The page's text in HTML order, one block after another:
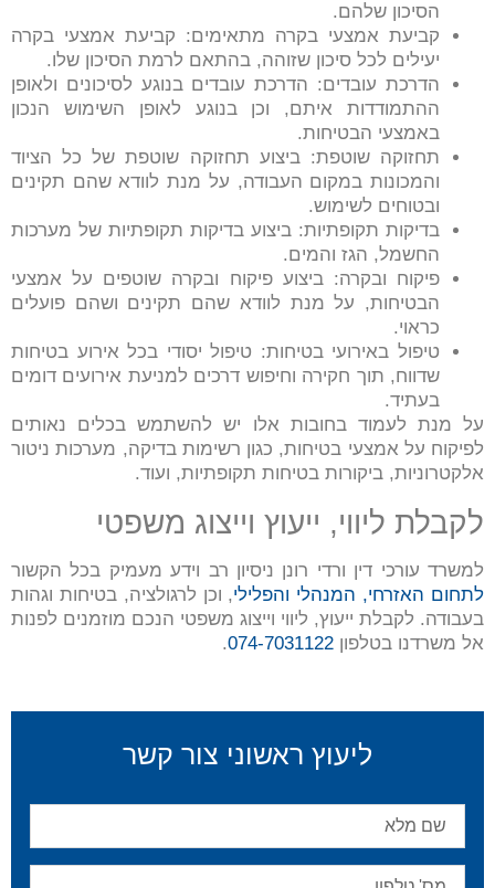
הסיכון שלהם.
קביעת אמצעי בקרה מתאימים: קביעת אמצעי בקרה
יעילים לכל סיכון שזוהה, בהתאם לרמת הסיכון שלו.
הדרכת עובדים: הדרכת עובדים בנוגע לסיכונים ולאופן
ההתמודדות איתם, וכן בנוגע לאופן השימוש הנכון
באמצעי הבטיחות.
תחזוקה שוטפת: ביצוע תחזוקה שוטפת של כל הציוד
והמכונות במקום העבודה, על מנת לוודא שהם תקינים
ובטוחים לשימוש.
בדיקות תקופתיות: ביצוע בדיקות תקופתיות של מערכות
החשמל, הגז והמים.
פיקוח ובקרה: ביצוע פיקוח ובקרה שוטפים על אמצעי
הבטיחות, על מנת לוודא שהם תקינים ושהם פועלים
כראוי.
טיפול באירועי בטיחות: טיפול יסודי בכל אירוע בטיחות
שדווח, תוך חקירה וחיפוש דרכים למניעת אירועים דומים
בעתיד.
על מנת לעמוד בחובות אלו יש להשתמש בכלים נאותים
לפיקוח על אמצעי בטיחות, כגון רשימות בדיקה, מערכות ניטור
אלקטרוניות, ביקורות בטיחות תקופתיות, ועוד.
לקבלת ליווי, ייעוץ וייצוג משפטי
למשרד עורכי דין ורדי רונן ניסיון רב וידע מעמיק בכל הקשור
לתחום האזרחי, המנהלי והפלילי, וכן לרגולציה, בטיחות וגהות
בעבודה. לקבלת ייעוץ, ליווי וייצוג משפטי הנכם מוזמנים לפנות
אל משרדנו בטלפון 074-7031122
.
ליעוץ ראשוני צור קשר